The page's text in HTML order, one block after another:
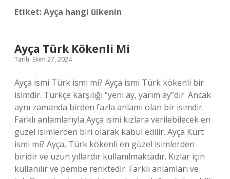
Etiket:Ayça hangi ülkenin
Ayça Türk Kökenli Mi
Tarih: Ekim 27, 2024
Ayça ismi Türk ismi mi? Ayça ismi Türk kökenli bir
isimdir. Türkçe karşılığı “yeni ay, yarım ay”dır. Ancak
aynı zamanda birden fazla anlamı olan bir isimdir.
Farklı anlamlarıyla Ayça ismi kızlara verilebilecek en
güzel isimlerden biri olarak kabul edilir. Ayça Kürt
ismi mi? Ayça, Türk kökenli en güzel isimlerden
biridir ve uzun yıllardır kullanılmaktadır. Kızlar için
kullanılır ve pembe renktedir. Farklı anlamları ve